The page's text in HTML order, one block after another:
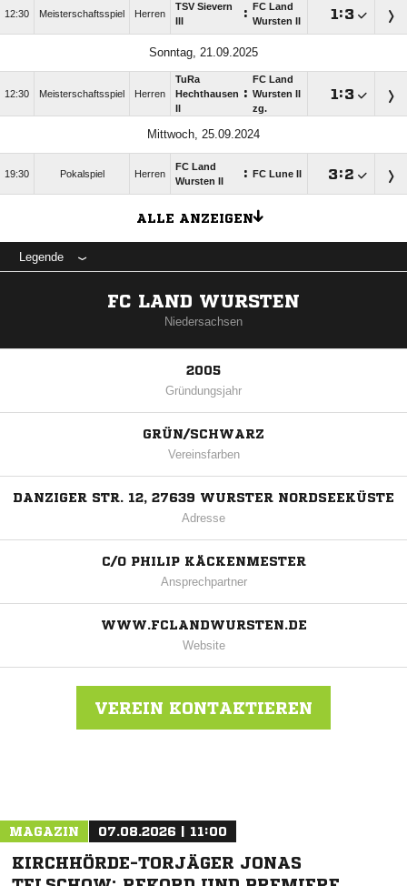
12:30 Meisterschaftsspiel Herren
TSV Sievern
:
FC Land
Wursten II
:
Sonntag, 21.09.2025
12:30 Meisterschaftsspiel Herren
TuRa
Hechthausen :
FC Land
Wursten II
zg.
:
Mittwoch, 25.09.2024
19:30 Pokalspiel Herren
FC Land
Wursten II
: FC Lune II :
ALLE ANZEIGEN
Legende
FC LAND WURSTEN
Niedersachsen
2005
Gründungsjahr
GRÜN/SCHWARZ
Vereinsfarben
DANZIGER STR. 12, 27639 WURSTER NORDSEEKÜSTE
Adresse
C/O PHILIP KÄCKENMESTER
Ansprechpartner
WWW.FCLANDWURSTEN.DE
Website
VEREIN KONTAKTIEREN
MAGAZIN 07.08.2026 | 11:00
KIRCHHÖRDE-TORJÄGER JONAS